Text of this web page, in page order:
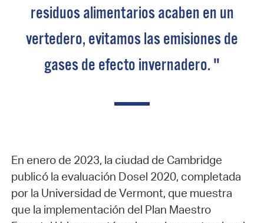
residuos alimentarios acaben en un
vertedero, evitamos las emisiones de
gases de efecto invernadero. "
En enero de 2023, la ciudad de Cambridge
publicó la evaluación Dosel 2020, completada
por la Universidad de Vermont, que muestra
que la implementación del Plan Maestro